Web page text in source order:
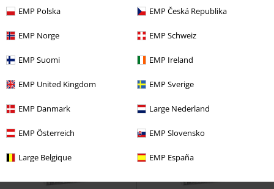
EMP Polska EMP Česká Republika
EMP Norge EMP Schweiz
EMP Suomi EMP Ireland
EMP United Kingdom EMP Sverige
EMP Danmark Large Nederland
EMP Österreich EMP Slovensko
Large Belgique EMP España
A Knight of the Seven Kingdoms -
Lyonel Baratheon vinylfiguur 1902
Game of Thrones
Andor - Luthen Rael vinylfiguur
761